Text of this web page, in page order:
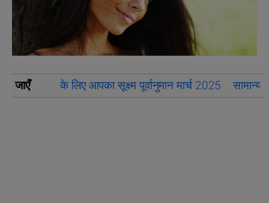
जाएँ के लिए आपका सूक्ष्म पूर्वानुमान मार्च 2025 सामान्य